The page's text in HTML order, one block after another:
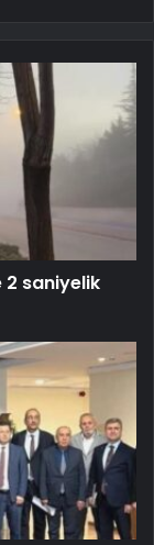
saniyelik